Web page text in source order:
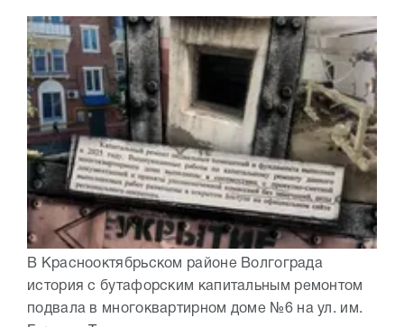
В Краснооктябрьском районе Волгограда
история с бутафорским капитальным ремонтом
подвала в многоквартирном доме №6 на ул. им.